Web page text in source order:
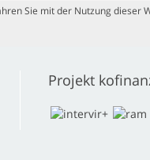
Sie mit der Nutzung dieser
Projekt